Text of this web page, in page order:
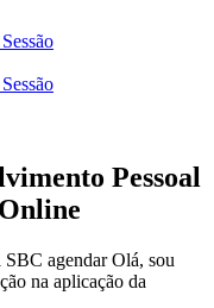
Pessoal
SBC agendar Olá, sou
na aplicação da